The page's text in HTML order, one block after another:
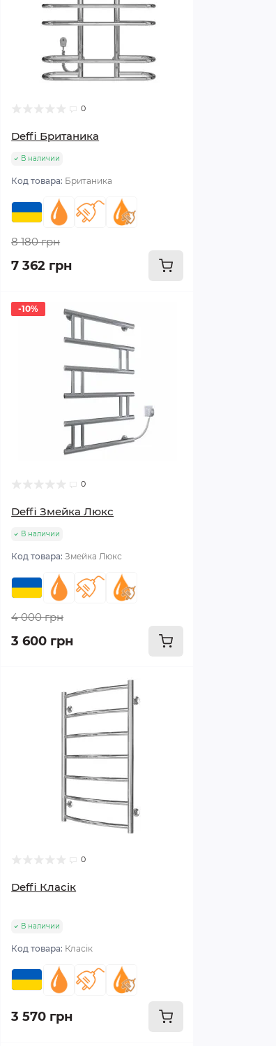
0
Deffi Британика
В наличии
Код товара: Британика
8 180 грн
7 362 грн
-10%
0
Deffi Змейка Люкс
В наличии
Код товара:Змейка Люкс
4 000 грн
3 600 грн
0
Deffi Класік
В наличии
Код товара: Класік
3 570 грн